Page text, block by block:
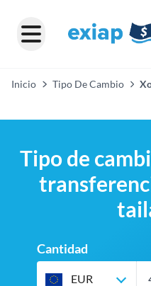
Inicio Tipo De Cambio
Tipo de
Cantidad
EUR